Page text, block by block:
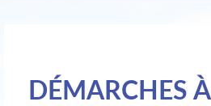
DÉMARCHES À